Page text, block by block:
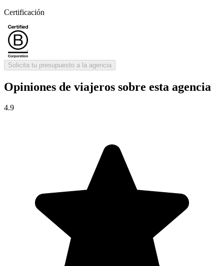
Certificación
Solicita tu presupuesto a la agencia
Opiniones de viajeros sobre esta agencia
4.9